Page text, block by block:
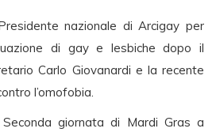
nazionale di Arcigay per
di gay e lesbiche dopo il
Carlo Giovanardi e la recente
l’omofobia.
giornata di Mardi Gras a